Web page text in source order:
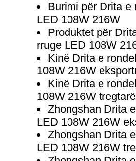
Burimi për Drita e
LED 108W 216W
Produktet për
rruge LED 108W
Kinë Drita e
108W 216W
Kinë Drita e
108W 216W
Zhongshan Drita
LED 108W 216W
Zhongshan Drita
LED 108W 216W